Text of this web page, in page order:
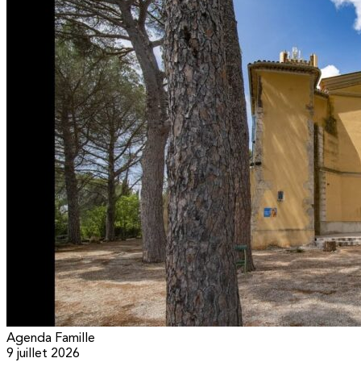
Agenda Famille
9 juillet 2026